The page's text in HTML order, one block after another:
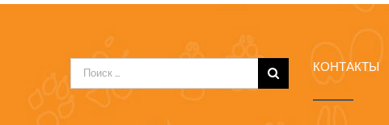
Результат
поиска:
КОНТАКТЫ